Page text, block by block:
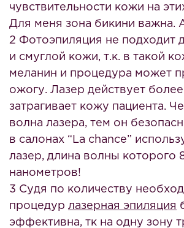
чувствительности кожи на
Для меня зона бикини важна.
2 Фотоэпиляция не подходит
и смуглой кожи, т.к. в такой
меланин и процедура может
ожогу. Лазер действует
затрагивает кожу пациента.
волна лазера, тем он
в салонах “La chance”
лазер, длина волны которого
нанометров!
3 Судя по количеству
процедур лазерная эпиляция
эффективна, тк на одну зону